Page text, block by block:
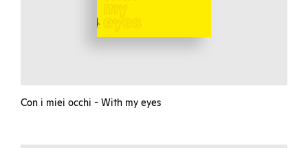
Con i miei occhi - With my eyes